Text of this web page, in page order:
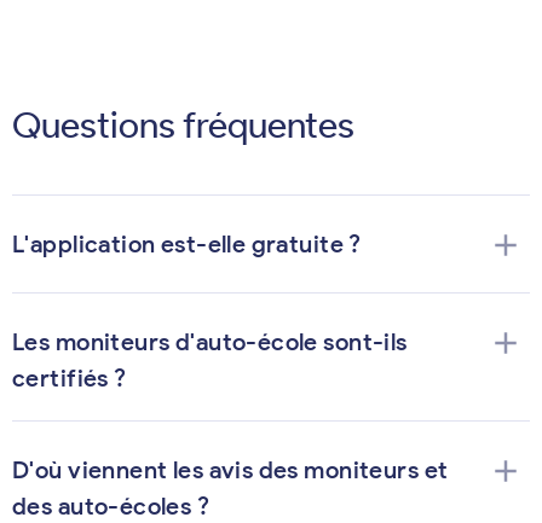
Questions fréquentes
L'application est-elle gratuite ? add
Les moniteurs d'auto-école sont-ils
certifiés ?
add
D'où viennent les avis des moniteurs et
des auto-écoles ?
add